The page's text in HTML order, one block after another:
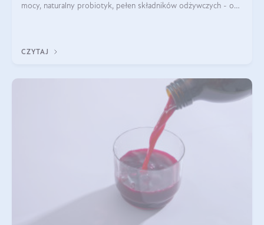
mocy, naturalny probiotyk, pełen składników odżywczych - o
CZYTAJ